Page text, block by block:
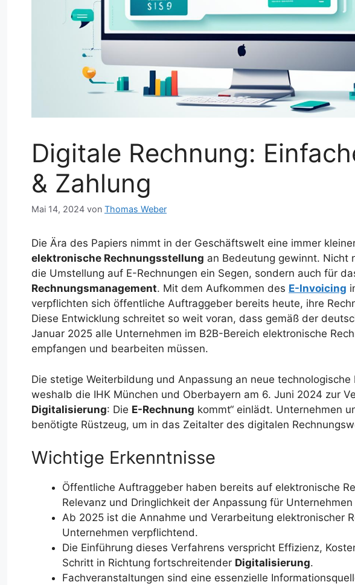
Digitale Rechnung:
& Zahlung
Mai 14, 2024 von Thomas Weber
Die Ära des Papiers nimmt in der Geschäftswelt eine immer
elektronische Rechnungsstellung an Bedeutung gewinnt. Nicht
die Umstellung auf E-Rechnungen ein Segen, sondern auch für
Rechnungsmanagement. Mit dem Aufkommen des E-Invoicing
verpflichten sich öffentliche Auftraggeber bereits heute, ihre
Diese Entwicklung schreitet so weit voran, dass gemäß der
Januar 2025 alle Unternehmen im B2B-Bereich elektronische
empfangen und bearbeiten müssen.
Die stetige Weiterbildung und Anpassung an neue
weshalb die IHK München und Oberbayern am 6. Juni 2024 zur
Digitalisierung: Die E-Rechnung kommt“ einlädt. Unternehmen
benötigte Rüstzeug, um in das Zeitalter des digitalen
Wichtige Erkenntnisse
Öffentliche Auftraggeber haben bereits auf elektronische
Relevanz und Dringlichkeit der Anpassung für
Ab 2025 ist die Annahme und Verarbeitung elektronischer
Unternehmen verpflichtend.
Die Einführung dieses Verfahrens verspricht Effizienz,
Schritt in Richtung fortschreitender Digitalisierung.
Fachveranstaltungen sind eine essenzielle